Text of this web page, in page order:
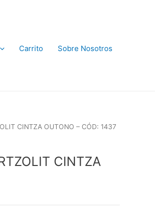
Carrito Sobre Nosotros
CINTZA OUTONO – CÓD: 1437
CINTZA